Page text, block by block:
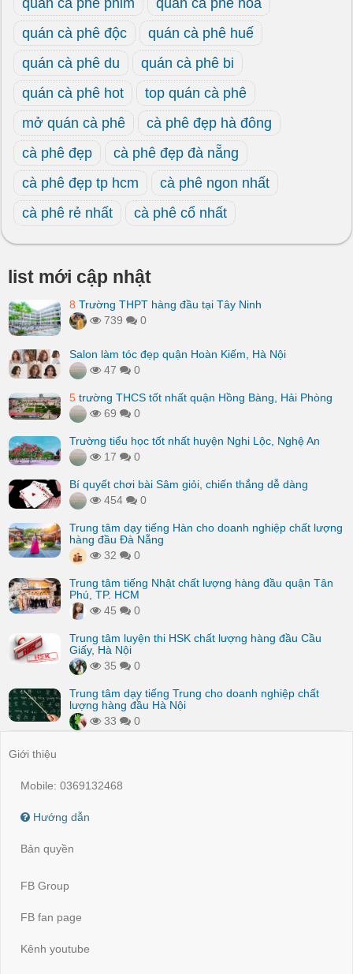
quán cà phê phim
quán cà phê hoa
quán cà phê độc
quán cà phê huế
quán cà phê du
quán cà phê bi
quán cà phê hot
top quán cà phê
mở quán cà phê
cà phê đẹp hà đông
cà phê đẹp
cà phê đẹp đà nẵng
cà phê đẹp tp hcm
cà phê ngon nhất
cà phê rẻ nhất
cà phê cổ nhất
list mới cập nhật
8 Trường THPT hàng đầu tại Tây Ninh
739
0
Salon làm tóc đẹp quận Hoàn Kiếm, Hà Nội
47
0
5 trường THCS tốt nhất quận Hồng Bàng, Hải Phòng
69
0
Trường tiểu học tốt nhất huyện Nghi Lộc, Nghệ An
17
0
Bí quyết chơi bài Sâm giỏi, chiến thắng dễ dàng
454
0
Trung tâm dạy tiếng Hàn cho doanh nghiệp chất lượng
hàng đầu Đà Nẵng
32
0
Trung tâm tiếng Nhật chất lượng hàng đầu quận Tân
Phú, TP. HCM
45
0
Trung tâm luyện thi HSK chất lượng hàng đầu Cầu
Giấy, Hà Nội
35
0
Trung tâm dạy tiếng Trung cho doanh nghiệp chất
lượng hàng đầu Hà Nội
33
0
Giới thiệu
Mobile: 0369132468
Hướng dẫn
Bản quyền
FB Group
FB fan page
Kênh youtube